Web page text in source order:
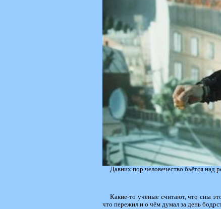
Давних пор человечество бьётся над
Какие-то учёные считают, что сны
что пережил и о чём думал за день